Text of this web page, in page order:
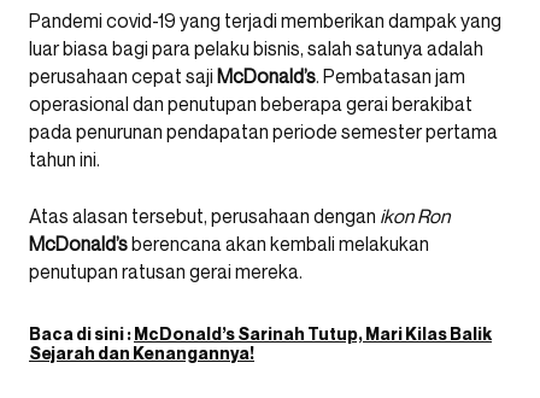
Pandemi covid-19 yang terjadi memberikan dampak yang
luar biasa bagi para pelaku bisnis, salah satunya adalah
perusahaan cepat saji McDonald’s. Pembatasan jam
operasional dan penutupan beberapa gerai berakibat
pada penurunan pendapatan periode semester pertama
tahun ini.
Atas alasan tersebut, perusahaan dengan ikon Ron
McDonald’sberencana akan kembali melakukan
penutupan ratusan gerai mereka.
Baca di sini :McDonald’s Sarinah Tutup, Mari Kilas Balik
Sejarah dan Kenangannya!